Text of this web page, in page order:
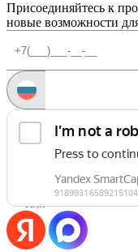
Присоединяйтесь к
новые возможности
Запросить код
Уже есть аккаунт?
Или